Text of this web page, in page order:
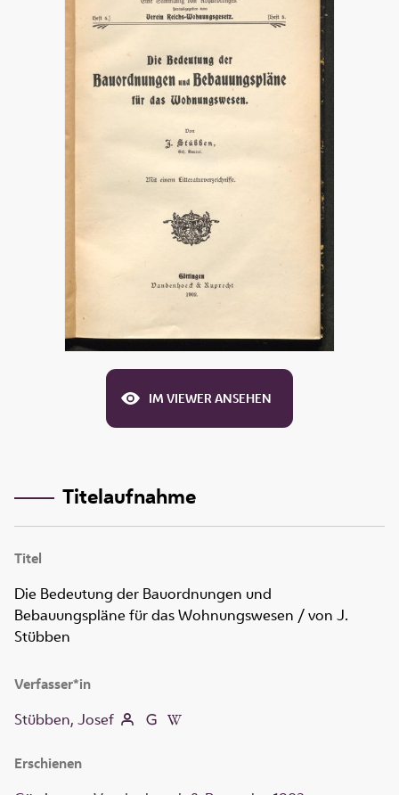
IM VIEWER ANSEHEN
Titelaufnahme
Titel
Die Bedeutung der Bauordnungen und
Bebauungspläne für das Wohnungswesen / von J.
Stübben
Verfasser*in
Stübben, Josef
Erschienen